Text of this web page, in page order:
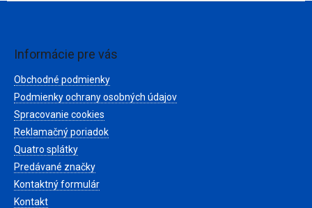
Informácie pre vás
Obchodné podmienky
Podmienky ochrany osobných údajov
Spracovanie cookies
Reklamačný poriadok
Quatro splátky
Predávané značky
Kontaktný formulár
Kontakt